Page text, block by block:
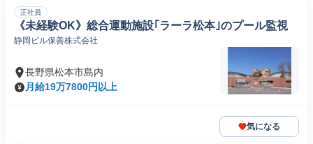
正社員
《未経験OK》総合運動施設｢ラーラ松本｣のプール監視
静岡ビル保善株式会社
長野県松本市島内
月給19万7800円以上
気になる